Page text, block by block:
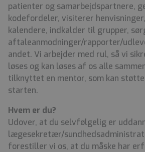
patienter og samarbejdspartnere,
kodefordeler, visiterer
kalendere, indkalder til grupper,
aftaleanmodninger/rapporter/
andet. Vi arbejder med rul, så vi
løses og kan løses af os alle
tilknyttet en mentor, som kan
starten.
Hvem er du?
Udover, at du selvfølgelig er
lægesekretær/
forestiller vi os, at du måske har